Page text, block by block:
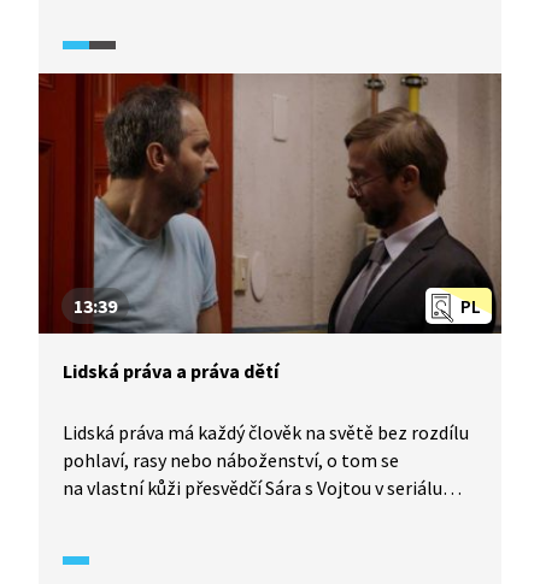
odkudkoli na světě můžeme udělat malé kroky
k jejich obraně. Video je součástí vzdělávací série
Maturita21 (2021) z produkce Knihovny Václava
Havla, která prostřednictvím krátkých přednášek
odborníků komentuje problémy 21. století
a aktuální témata důležitá pro orientaci
v dnešním světě.
PL
13:39
Lidská práva a práva dětí
Lidská práva má každý člověk na světě bez rozdílu
pohlaví, rasy nebo náboženství, o tom se
na vlastní kůži přesvědčí Sára s Vojtou v seriálu
o právech dítěte, novinářské schopnosti sousedky